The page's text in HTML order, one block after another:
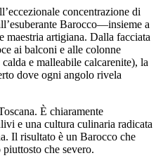
concentrazione di
Barocco—insieme a
maestria artigiana. Dalla facciata
ai balconi e alle colonne
e malleabile calcarenite), la
dove ogni angolo rivela
È chiaramente
e una cultura culinaria radicata
Il risultato è un Barocco che
che severo.